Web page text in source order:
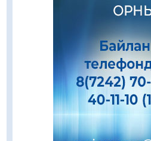
Еңбегі ерлікпен тең
Даналықтың шырағданы,
шамшырағы
08.08.2026
Кенеге қарсы
жүргізілуде